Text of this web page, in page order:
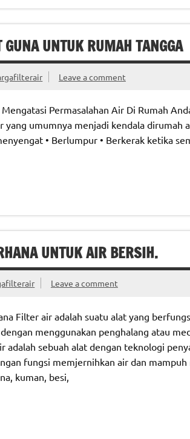
UNTUK RUMAH TANGGA
Leave a comment
Permasalahan Air Di Rumah
yang umumnya menjadi kendala dirumah
• Berlumpur • Berkerak ketika
UNTUK AIR BERSIH.
Leave a comment
Filter air adalah suatu alat yang
menggunakan penghalang atau
adalah sebuah alat dengan teknologi
fungsi memjernihkan air dan
kuman, besi,